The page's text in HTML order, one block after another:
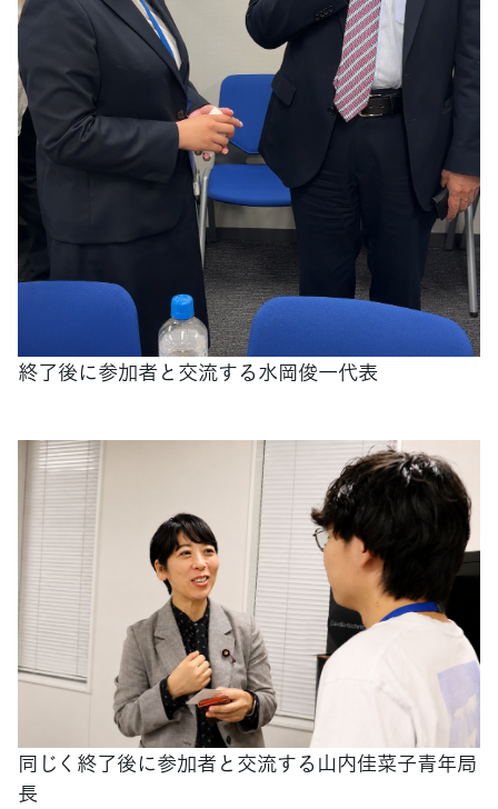
終了後に参加者と交流する水岡俊一代表
同じく終了後に参加者と交流する山内佳菜子青年局
長